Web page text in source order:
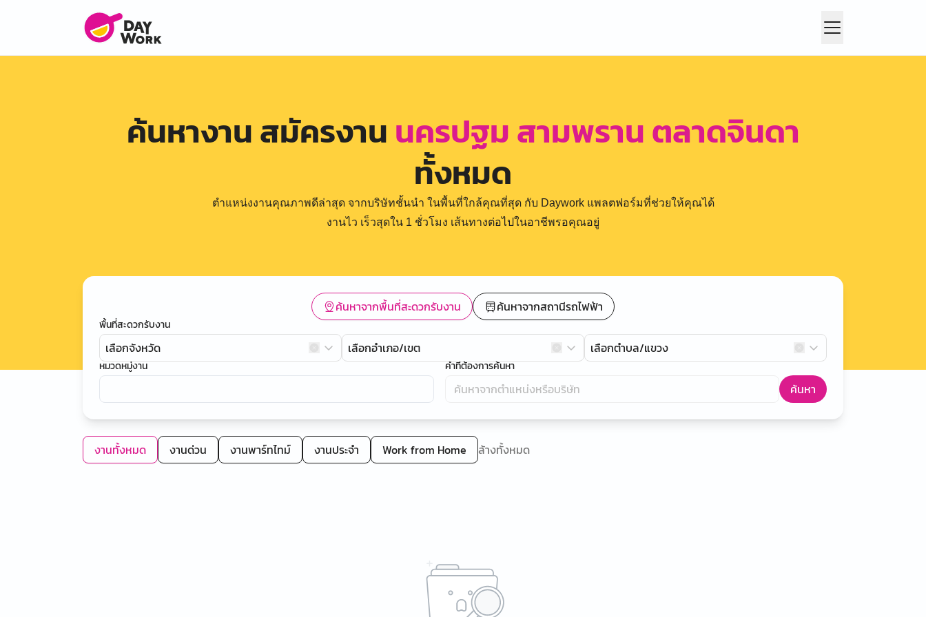
ค้นหางาน สมัครงาน นครปฐม สามพราน ตลาดจินดา
ทั้งหมด
ตำแหน่งงานคุณภาพดีล่าสุด จากบริษัทชั้นนำ ในพื้นที่ใกล้คุณที่สุด กับ Daywork แพลตฟอร์มที่ช่วยให้คุณได้
งานไว เร็วสุดใน 1 ชั่วโมง เส้นทางต่อไปในอาชีพรอคุณอยู่
ค้นหาจากพื้นที่สะดวกรับงาน ค้นหาจากสถานีรถไฟฟ้า
พื้นที่สะดวกรับงาน
เลือกจังหวัด เลือกอำเภอ/เขต เลือกตำบล/แขวง
หมวดหมู่งาน คำที่ต้องการค้นหา
ค้นหา
งานทั้งหมด งานด่วน งานพาร์ทไทม์ งานประจำ Work from Home ล้างทั้งหมด